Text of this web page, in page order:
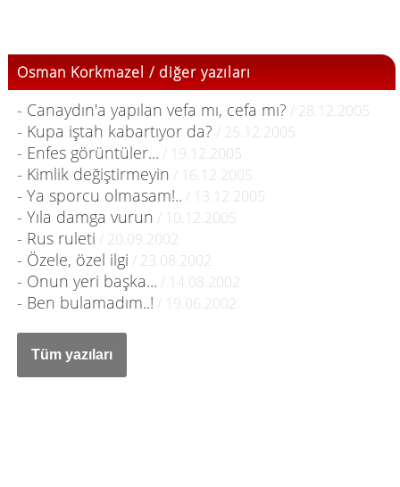
Osman Korkmazel / diğer yazıları
- Canaydın'a yapılan vefa mı, cefa mı? / 28.12.2005
- Kupa iştah kabartıyor da? / 25.12.2005
- Enfes görüntüler... / 19.12.2005
- Kimlik değiştirmeyin / 16.12.2005
- Ya sporcu olmasam!.. / 13.12.2005
- Yıla damga vurun / 10.12.2005
- Rus ruleti / 20.09.2002
- Özele, özel ilgi / 23.08.2002
- Onun yeri başka... / 14.08.2002
- Ben bulamadım..! / 19.06.2002